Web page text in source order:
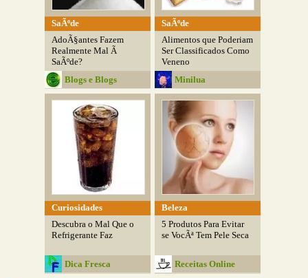
SaÃºde
AdoÃ§antes Fazem
Realmente Mal Ã
SaÃºde?
Blogs e Blogs
SaÃºde
Alimentos que Poderiam
Ser Classificados Como
Veneno
Minilua
Curiosidades
Descubra o Mal Que o
Refrigerante Faz
Dica Fresca
Beleza
5 Produtos Para Evitar
se VocÃª Tem Pele Seca
Receitas Online